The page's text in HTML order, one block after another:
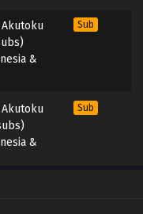
&
Sub
&
Sub